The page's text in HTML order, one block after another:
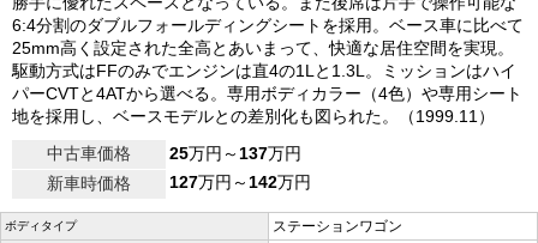
6:4分割のダブルフォールディングシートを採用。ベース車に比べて
25mm高く設定された全高とあいまって、快適な居住空間を実現。
駆動方式はFFのみでエンジンは直4の1Lと1.3L。ミッションはハイ
パーCVTと4ATから選べる。専用ボディカラー（4色）や専用シート
地を採用し、ベースモデルとの差別化も図られた。（1999.11）
中古車価格
25万円～137万円
新車時価格
127万円～142万円
ボディタイプ ステーションワゴン